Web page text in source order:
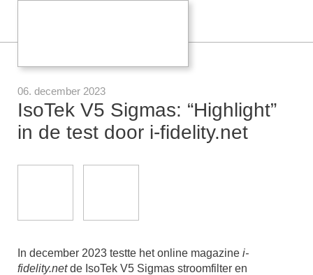
06. december 2023
IsoTek V5 Sigmas: “Highlight”
in de test door i-fidelity.net
In december 2023 testte het online magazine i-
fidelity.netde IsoTek V5 Sigmas stroomfilter en